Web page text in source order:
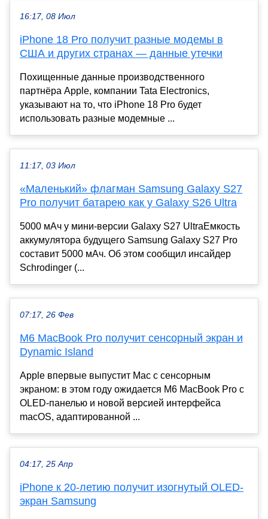
16:17, 08 Июл
iPhone 18 Pro получит разные модемы в
США и других странах — данные утечки
Похищенные данные производственного
партнёра Apple, компании Tata Electronics,
указывают на то, что iPhone 18 Pro будет
использовать разные модемные ...
11:17, 03 Июл
«Маленький» флагман Samsung Galaxy S27
Pro получит батарею как у Galaxy S26 Ultra
5000 мАч у мини-версии Galaxy S27 UltraЕмкость
аккумулятора будущего Samsung Galaxy S27 Pro
составит 5000 мАч. Об этом сообщил инсайдер
Schrodinger (...
07:17, 26 Фев
M6 MacBook Pro получит сенсорный экран и
Dynamic Island
Apple впервые выпустит Mac с сенсорным
экраном: в этом году ожидается M6 MacBook Pro с
OLED-панелью и новой версией интерфейса
macOS, адаптированной ...
04:17, 25 Апр
iPhone к 20-летию получит изогнутый OLED-
экран Samsung